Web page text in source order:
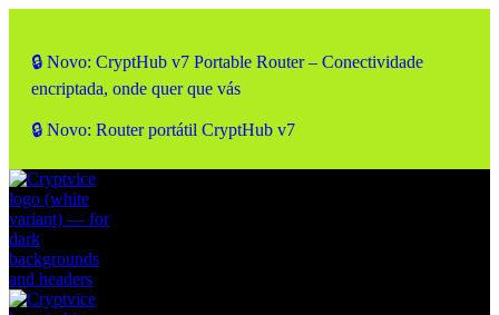
🔒 Novo: CryptHub v7 Portable Router – Conectividade
encriptada, onde quer que vás
🔒 Novo: Router portátil CryptHub v7